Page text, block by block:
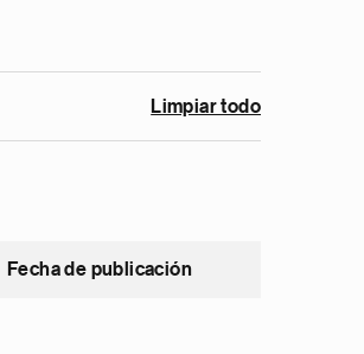
Limpiar todo
Fecha de publicación